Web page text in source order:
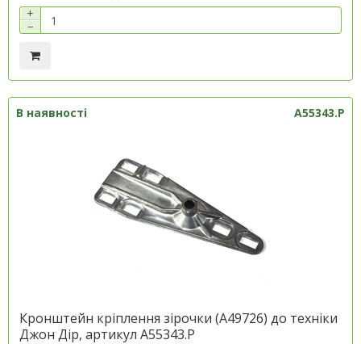
+
−
В наявності A55343.P
Кронштейн кріплення зірочки (A49726) до техніки
Джон Дір, артикул A55343.P